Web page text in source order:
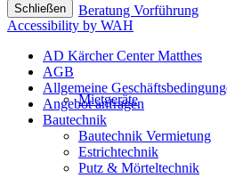
Beratung Vorführung
Mietgeräte
Schließen
Accessibility by WAH
AD Kärcher Center Matthes
AGB
Allgemeine
Angebot anfragen
Bautechnik
Bautechnik Vermietung
Estrichtechnik
Putz & Mörteltechnik